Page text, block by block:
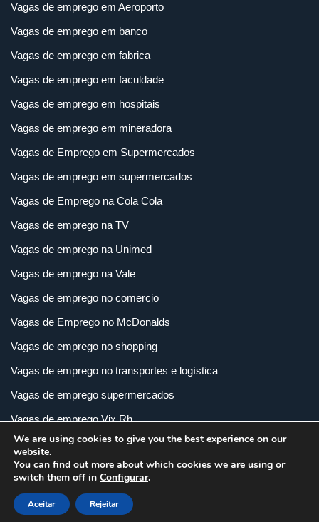
Vagas de emprego em Aeroporto
Vagas de emprego em banco
Vagas de emprego em fabrica
Vagas de emprego em faculdade
Vagas de emprego em hospitais
Vagas de emprego em mineradora
Vagas de Emprego em Supermercados
Vagas de emprego em supermercados
Vagas de Emprego na Cola Cola
Vagas de emprego na TV
Vagas de emprego na Unimed
Vagas de emprego na Vale
Vagas de emprego no comercio
Vagas de Emprego no McDonalds
Vagas de emprego no shopping
Vagas de emprego no transportes e logística
Vagas de emprego supermercados
Vagas de emprego Vix Rh
Vagas de empregos em imobiliária
Vagas de empregos em loja
Vagas de empregos na indústria
Vagas e Carreiras
We are using cookies to give you the best experience on our
website.
You can find out more about which cookies we are using or
switch them off in Configurar.
Aceitar Rejeitar